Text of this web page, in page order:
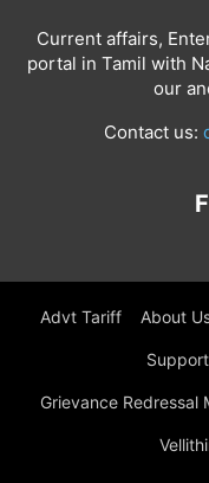
Current affairs,
portal in Tamil with
our
Contact us:
Advt Tariff About
Grievance Redressal